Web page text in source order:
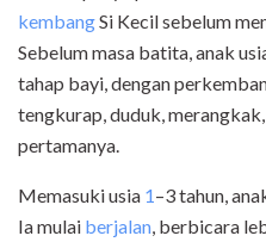
kembangSi Kecil sebelum
Sebelum masa batita, anak
tahap bayi, dengan
tengkurap, duduk,
pertamanya.
Memasuki usia 1–3 tahun,
Ia mulai berjalan , berbicara